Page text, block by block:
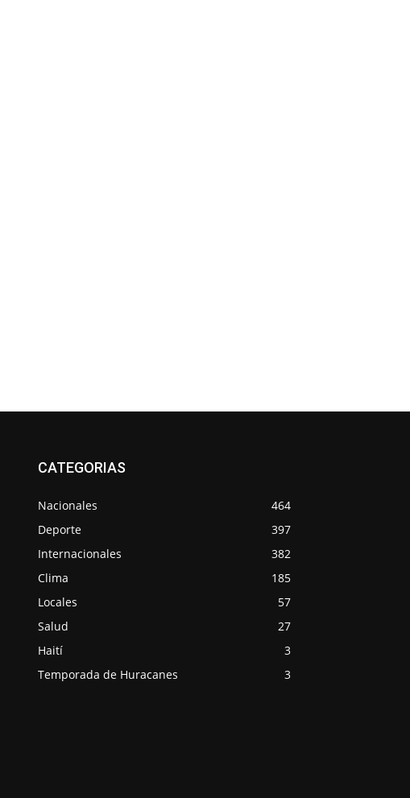
CATEGORIAS
Nacionales
464
Deporte
397
Internacionales
382
Clima
185
Locales
57
Salud
27
Haití
3
Temporada de Huracanes
3